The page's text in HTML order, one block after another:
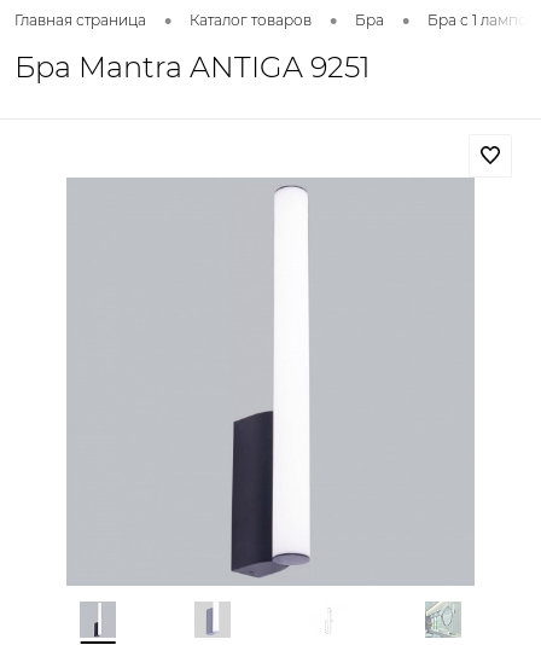
Главная страница • Каталог товаров • Бра • Бра с 1 лампой
Бра Mantra ANTIGA 9251